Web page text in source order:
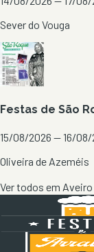
Sever do Vouga
Festas de São
15/08/2026 — 16/08/
Oliveira de Azeméis
Ver todos em Aveiro